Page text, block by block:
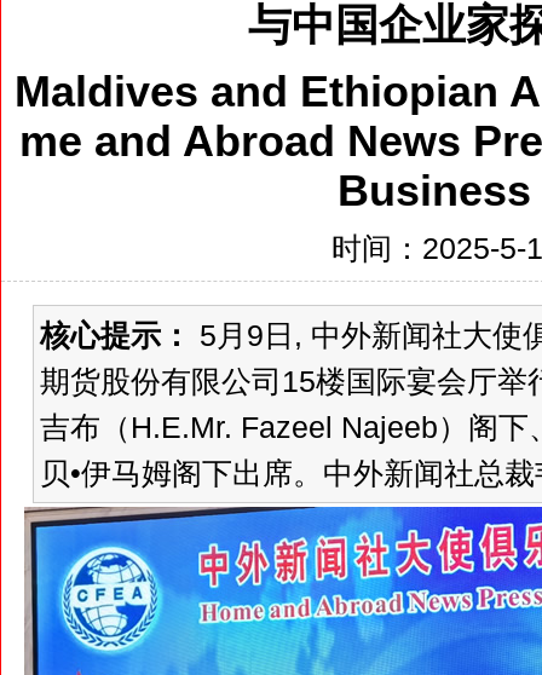
与中国企业家
Maldives and Ethiopian
me and Abroad News
时间：2025-5-
核心提示：
5月9日, 中外新闻社大使
期货股份有限公司15楼国际宴会厅举
吉布（H.E.Mr. Fazeel Najeeb）阁下
贝•伊马姆阁下出席。中外新闻社总